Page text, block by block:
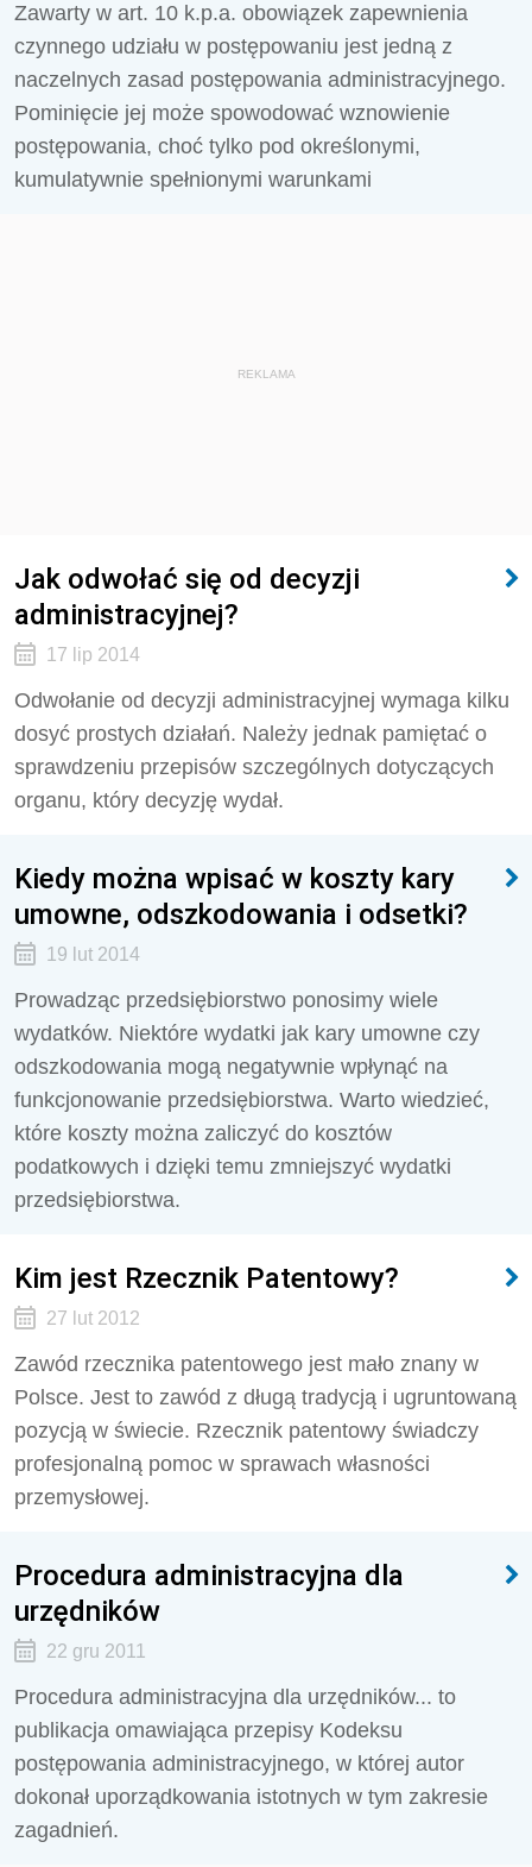
Zawarty w art. 10 k.p.a. obowiązek zapewnienia
czynnego udziału w postępowaniu jest jedną z
naczelnych zasad postępowania administracyjnego.
Pominięcie jej może spowodować wznowienie
postępowania, choć tylko pod określonymi,
kumulatywnie spełnionymi warunkami
REKLAMA
Jak odwołać się od decyzji
administracyjnej?
17 lip 2014
Odwołanie od decyzji administracyjnej wymaga kilku
dosyć prostych działań. Należy jednak pamiętać o
sprawdzeniu przepisów szczególnych dotyczących
organu, który decyzję wydał.
Kiedy można wpisać w koszty kary
umowne, odszkodowania i odsetki?
19 lut 2014
Prowadząc przedsiębiorstwo ponosimy wiele
wydatków. Niektóre wydatki jak kary umowne czy
odszkodowania mogą negatywnie wpłynąć na
funkcjonowanie przedsiębiorstwa. Warto wiedzieć,
które koszty można zaliczyć do kosztów
podatkowych i dzięki temu zmniejszyć wydatki
przedsiębiorstwa.
Kim jest Rzecznik Patentowy?
27 lut 2012
Zawód rzecznika patentowego jest mało znany w
Polsce. Jest to zawód z długą tradycją i ugruntowaną
pozycją w świecie. Rzecznik patentowy świadczy
profesjonalną pomoc w sprawach własności
przemysłowej.
Procedura administracyjna dla
urzędników
22 gru 2011
Procedura administracyjna dla urzędników... to
publikacja omawiająca przepisy Kodeksu
postępowania administracyjnego, w której autor
dokonał uporządkowania istotnych w tym zakresie
zagadnień.